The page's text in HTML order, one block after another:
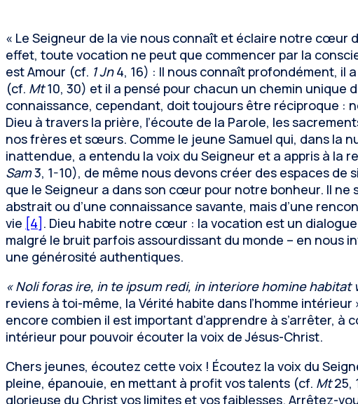
« Le Seigneur de la vie nous connaît et éclaire notre cœur
effet, toute vocation ne peut que commencer par la
est Amour (cf. 1 Jn4, 16) : Il nous connaît profondément, il
(cf. Mt10, 30) et il a pensé pour chacun un chemin unique
connaissance, cependant, doit toujours être réciproque :
Dieu à travers la prière, l’écoute de la Parole, les
nos frères et sœurs. Comme le jeune Samuel qui, dans la
inattendue, a entendu la voix du Seigneur et a appris à la
Sam3, 1-10), de même nous devons créer des espaces de
que le Seigneur a dans son cœur pour notre bonheur. Il ne
abstrait ou d’une connaissance savante, mais d’une
vie [4] . Dieu habite notre cœur : la vocation est un
malgré le bruit parfois assourdissant du monde – en nous
une générosité authentiques.
« Noli foras ire, in te ipsum redi, in interiore homine habitat
reviens à toi-même, la Vérité habite dans l’homme intérieur
encore combien il est important d’apprendre à s’arrêter, à
intérieur pour pouvoir écouter la voix de Jésus-Christ.
Chers jeunes, écoutez cette voix ! Écoutez la voix du
pleine, épanouie, en mettant à profit vos talents (cf. Mt25,
glorieuse du Christ vos limites et vos faiblesses. Arrêtez-